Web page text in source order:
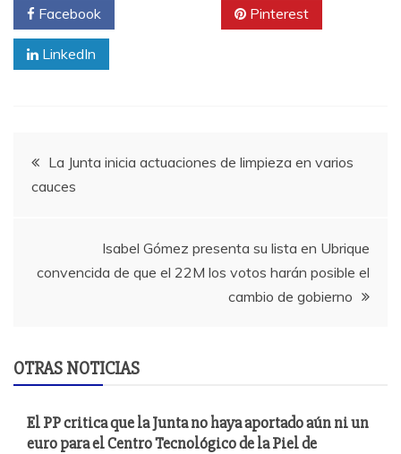
Facebook Pinterest
LinkedIn
Navegación
de
entradas
La Junta inicia actuaciones de limpieza en varios
cauces
Isabel Gómez presenta su lista en Ubrique
convencida de que el 22M los votos harán posible el
cambio de gobierno
OTRAS NOTICIAS
El PP critica que la Junta no haya aportado aún ni un
euro para el Centro Tecnológico de la Piel de